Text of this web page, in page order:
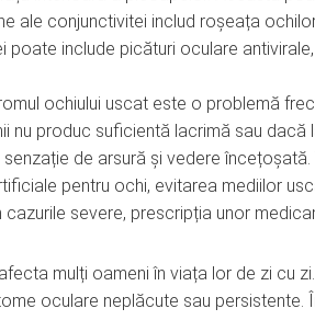
ale conjunctivitei includ roșeața
poate include picături oculare
ochiului uscat este o problemă
nu produc suficientă lacrimă sau
de arsură și vedere
pentru ochi, evitarea mediilor
cazurile severe, prescripția unor
mulți oameni în viața lor de zi cu
oculare neplăcute sau